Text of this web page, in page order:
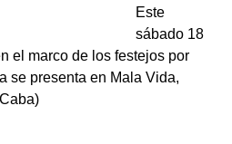
Este
sábado 18
el marco de los festejos por
se presenta en Mala Vida,